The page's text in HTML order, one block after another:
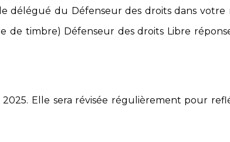
délégué du Défenseur des droits dans votre
timbre) Défenseur des droits Libre réponse
Elle sera révisée régulièrement pour